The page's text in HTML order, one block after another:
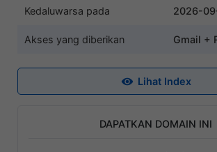
Kedaluwarsa pada 2026-
Akses yang diberikan Gmail +
Lihat Index
DAPATKAN DOMAIN INI